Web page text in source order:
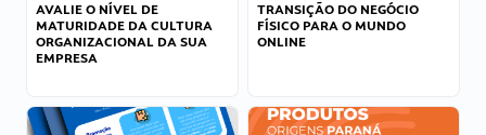
AVALIE O NÍVEL DE
MATURIDADE DA CULTURA
ORGANIZACIONAL DA SUA
EMPRESA
TRANSIÇÃO DO NEGÓCIO
FÍSICO PARA O MUNDO
ONLINE